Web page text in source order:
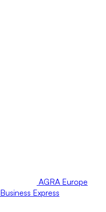
AGRA Europe
Business Express